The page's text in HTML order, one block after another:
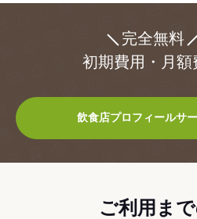
完全無料
初期費用・月額
飲食店プロフィールサ
ご利用ま